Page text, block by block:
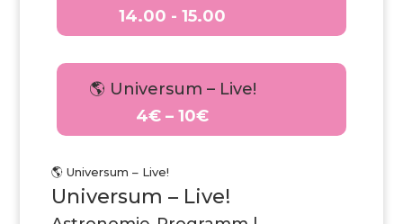
14.00 - 15.00
🌎 Universum – Live!
4€ – 10€
🌎 Universum – Live!
Universum – Live!